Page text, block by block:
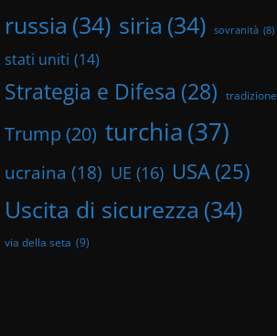
russia (34) siria (34) sovranità (8)
stati uniti (14)
Strategia e Difesa (28) tradizione
Trump (20) turchia(37)
ucraina (18) UE (16) USA (25)
Uscita di sicurezza (34)
via della seta (9)